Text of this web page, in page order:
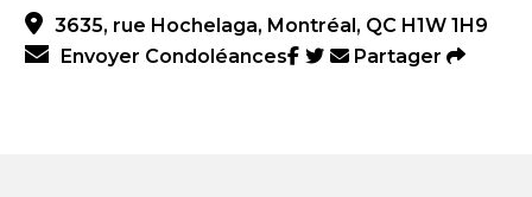
3635, rue Hochelaga, Montréal, QC H1W 1H9
Envoyer Condoléances
Partager